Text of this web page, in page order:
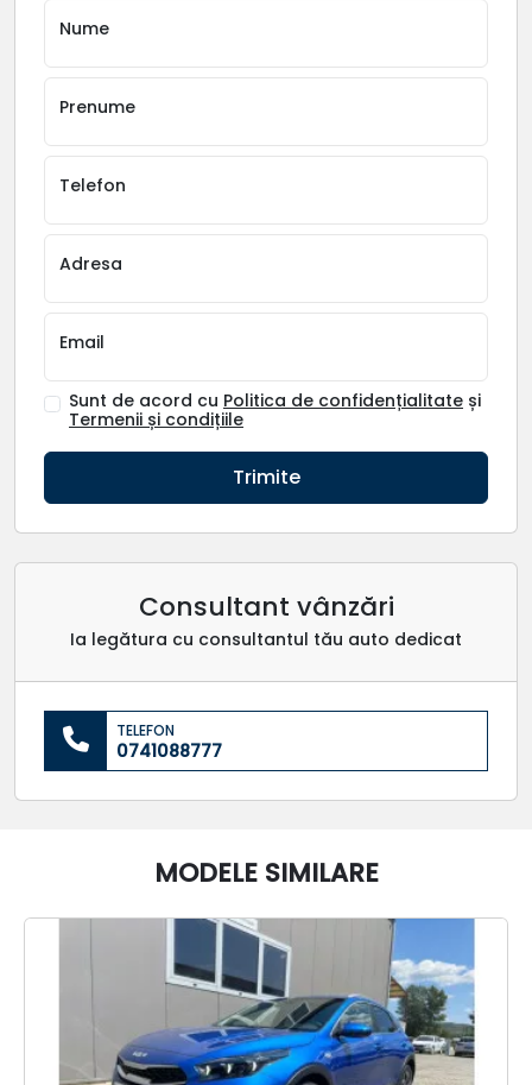
Nume
Prenume
Telefon
Adresa
Email
Sunt de acord cu Politica de confidențialitate și
Termenii și condițiile
Trimite
Consultant vânzări
Ia legătura cu consultantul tău auto dedicat
TELEFON
0741088777
MODELE SIMILARE